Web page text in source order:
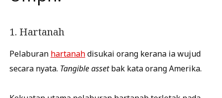
1. Hartanah
Pelaburan hartanahdisukai orang kerana ia wujud
secara nyata. Tangible assetbak kata orang Amerika.